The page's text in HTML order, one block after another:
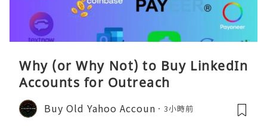
Why (or Why Not) to Buy LinkedIn
Accounts for Outreach
Buy Old Yahoo Accoun 3小時前